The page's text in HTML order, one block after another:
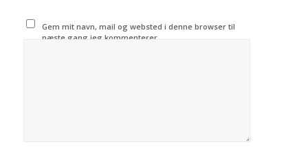
Gem mit navn, mail og websted i denne browser til
næste gang jeg kommenterer.